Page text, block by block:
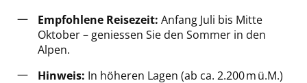
Empfohlene Reisezeit: Anfang Juli bis Mitte
Oktober – geniessen Sie den Sommer in den
Alpen.
Hinweis: In höheren Lagen (ab ca. 2.200 m ü.M.)